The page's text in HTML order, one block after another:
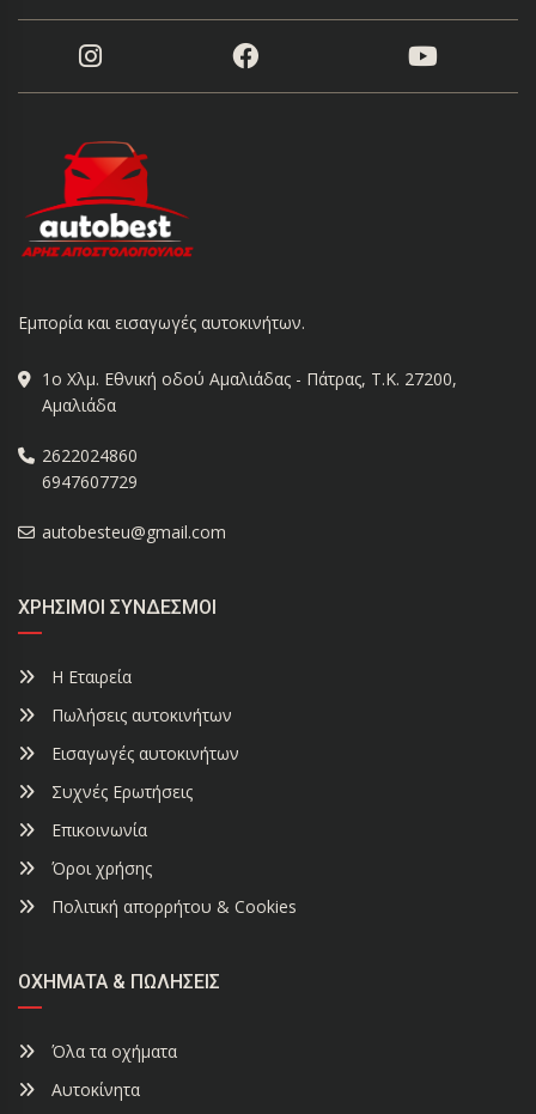
Εμπορία και εισαγωγές αυτοκινήτων.
1ο Χλμ. Εθνική οδού Αμαλιάδας - Πάτρας, Τ.Κ. 27200,
Αμαλιάδα
2622024860
6947607729
autobesteu@gmail.com
ΧΡΉΣΙΜΟΙ ΣΎΝΔΕΣΜΟΙ
Η Εταιρεία
Πωλήσεις αυτοκινήτων
Εισαγωγές αυτοκινήτων
Συχνές Ερωτήσεις
Επικοινωνία
Όροι χρήσης
Πολιτική απορρήτου & Cookies
ΟΧΉΜΑΤΑ & ΠΩΛΉΣΕΙΣ
Όλα τα οχήματα
Αυτοκίνητα